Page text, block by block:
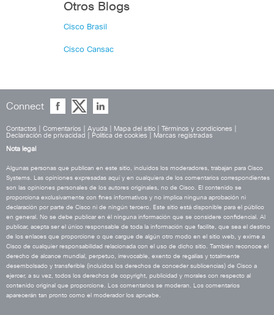
Otros Blogs
Cisco Brasil
Cisco Cansac
Connect
Contactos Comentarios Ayuda Mapa del sitio Términos y condiciones
Declaración de privacidad
Política de cookies
Marcas registradas
Nota legal
Algunas personas que publican en este sitio, incluidos los moderadores, trabajan para Cisco
Systems. Las opiniones expresadas aquí y en cualquiera de los comentarios correspondientes
son las opiniones personales de los autores originales, no de Cisco. El contenido se
proporciona exclusivamente con fines informativos y no implica ninguna aprobación ni
declaración por parte de Cisco ni de ningún tercero. Este sitio está disponible para el público
en general. No se debe publicar en él ninguna información que se considere confidencial. Al
publicar, acepta ser el único responsable de toda la información que facilite, que sea el destino
de los enlaces que proporcione o que cargue de algún otro modo en el sitio web, y exime a
Cisco de cualquier responsabilidad relacionada con el uso de dicho sitio. También reconoce el
derecho de alcance mundial, perpetuo, irrevocable, exento de regalías y totalmente
desembolsado y transferible (incluidos los derechos de conceder sublicencias) de Cisco a
ejercer, a su vez, todos los derechos de copyright, publicidad y morales con respecto al
contenido original que proporcione. Los comentarios se moderan. Los comentarios
aparecerán tan pronto como el moderador los apruebe.